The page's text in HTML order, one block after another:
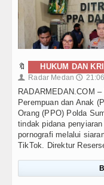
🔖 HUKUM DAN
👤 Radar Medan 🕔
RADARMEDAN.COM
Perempuan dan Anak
Orang (PPO) Polda
tindak pidana
pornografi melalui
TikTok. Direktur